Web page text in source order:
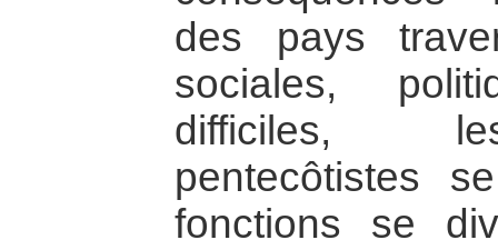
des pays
sociales,
difficiles,
pentecôtistes
fonctions se